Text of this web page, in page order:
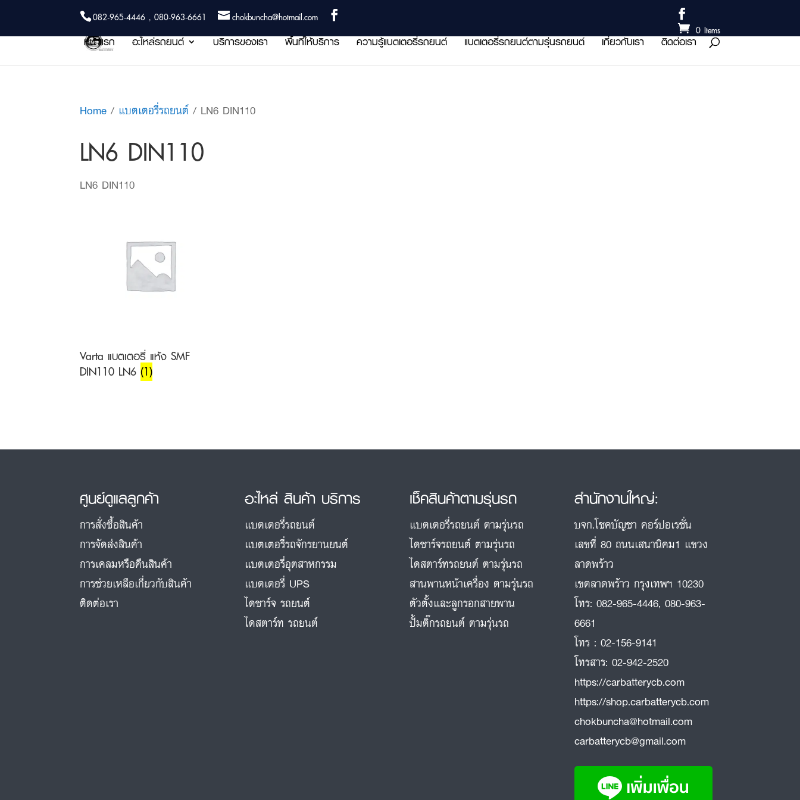
082-965-4446 , 080-963-6661
chokbuncha@hotmail.com
0 Items
หน้าแรก อะไหล่รถยนต์ บริการของเรา พื้นที่ให้บริการ ความรู้แบตเตอรี่รถยนต์ แบตเตอรี่รถยนต์ตามรุ่นรถยนต์ เกี่ยวกับเรา ติดต่อเรา
Home / แบตเตอรี่รถยนต์ / LN6 DIN110
LN6 DIN110
LN6 DIN110
Varta แบตเตอรี่ แห้ง SMF
DIN110 LN6(1)
ศูนย์ดูแลลูกค้า
การสั่งซื้อสินค้า
การจัดส่งสินค้า
การเคลมหรือคืนสินค้า
การช่วยเหลือเกี่ยวกับสินค้า
ติดต่อเรา
อะไหล่ สินค้า บริการ
แบตเตอรี่รถยนต์
แบตเตอรี่รถจักรยานยนต์
แบตเตอรี่อุตสาหกรรม
แบตเตอรี่ UPS
ไดชาร์จ รถยนต์
ไดสตาร์ท รถยนต์
เช็คสินค้าตามรุ่นรถ
แบตเตอรี่รถยนต์ ตามรุ่นรถ
ไดชาร์จรถยนต์ ตามรุ่นรถ
ไดสตาร์ทรถยนต์ ตามรุ่นรถ
สานพานหน้าเครื่อง ตามรุ่นรถ
ตัวตั้งและลูกรอกสายพาน
ปั้มติ๊กรถยนต์ ตามรุ่นรถ
สำนักงานใหญ่:
บจก.โชคบัญชา คอร์ปอเรชั่น
เลขที่ 80 ถนนเสนานิคม1 แขวง
ลาดพร้าว
เขตลาดพร้าว กรุงเทพฯ 10230
โทร: 082-965-4446, 080-963-
6661
โทร : 02-156-9141
โทรสาร: 02-942-2520
https://carbatterycb.com
https://shop.carbatterycb.com
chokbuncha@hotmail.com
carbatterycb@gmail.com